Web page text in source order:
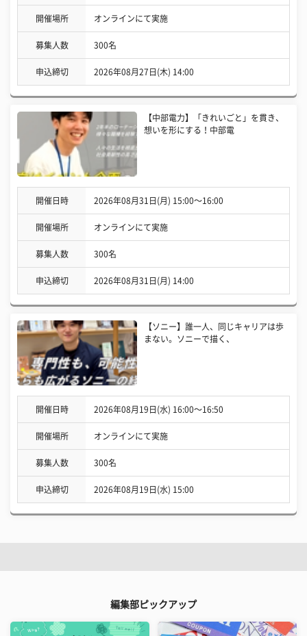
開催場所 オンラインにて実施
募集人数 300名
申込締切 2026年08月27日(木) 14:00
【中部電力】「きれいごと」を貫き、
想いを形にする！中部電
開催日時 2026年08月31日(月) 15:00〜16:00
開催場所 オンラインにて実施
募集人数 300名
申込締切 2026年08月31日(月) 14:00
【ソニー】誰一人、同じキャリアは歩
まない。ソニーで描く、
開催日時 2026年08月19日(水) 16:00〜16:50
開催場所 オンラインにて実施
募集人数 300名
申込締切 2026年08月19日(水) 15:00
編集部ピックアップ